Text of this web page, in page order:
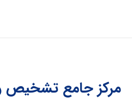
مرکز جامع تشخیص